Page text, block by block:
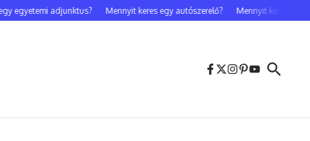
adjunktus? Mennyit keres egy autószerelő? Mennyit keres egy